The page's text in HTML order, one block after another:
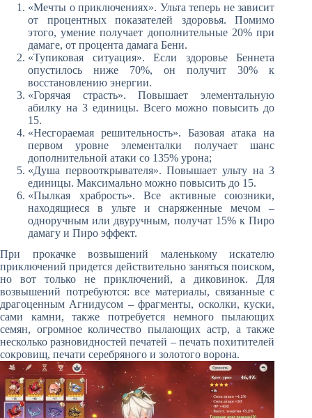
«Мечты о приключениях». Ульта теперь не зависит
от процентных показателей здоровья. Помимо
этого, умение получает дополнительные 20% при
дамаге, от процента дамага Бени.
«Тупиковая ситуация». Если здоровье Беннета
опустилось ниже 70%, он получит 30% к
восстановлению энергии.
«Горячая страсть». Повышает элементальную
абилку на 3 единицы. Всего можно повысить до
15.
«Несгораемая решительность». Базовая атака на
первом уровне элементалки получает шанс
дополнительной атаки со 135% урона;
«Душа первооткрывателя». Повышает ульту на 3
единицы. Максимально можно повысить до 15.
«Пылкая храбрость». Все активные союзники,
находящиеся в ульте и снаряженные мечом –
одноручным или двуручным, получат 15% к Пиро
дамагу и Пиро эффект.
При прокачке возвышений маленькому искателю
приключений придется действительно заняться поиском,
но вот только не приключений, а диковинок. Для
возвышений потребуются: все материалы, связанные с
драгоценным Агнидусом – фрагменты, осколки, куски,
сами камни, также потребуется немного пылающих
семян, огромное количество пылающих астр, а также
несколько разновидностей печатей – печать похитителей
сокровищ, печати серебряного и золотого ворона.